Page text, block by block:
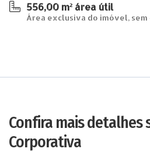
556,00 m² área útil
Área exclusiva do imóvel, sem
Confira mais detalhes
Corporativa